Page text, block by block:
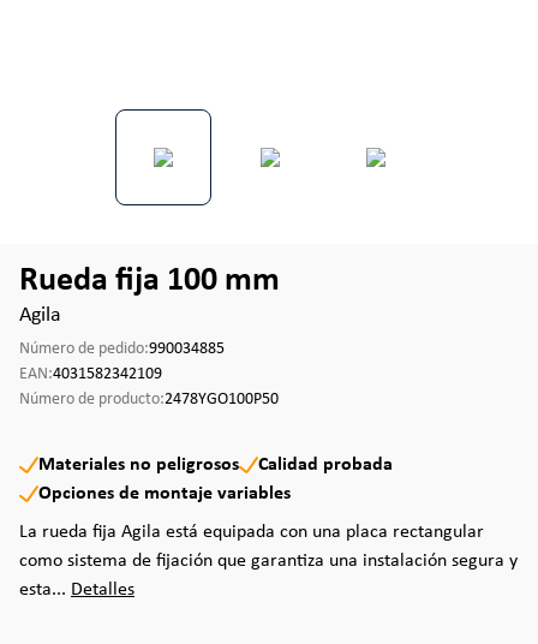
Rueda fija 100 mm
Agila
Número de pedido:990034885
EAN:4031582342109
Número de producto:2478YGO100P50
Materiales no peligrosos
Calidad probada
Opciones de montaje variables
La rueda fija Agila está equipada con una placa rectangular
como sistema de fijación que garantiza una instalación segura y
esta... Detalles